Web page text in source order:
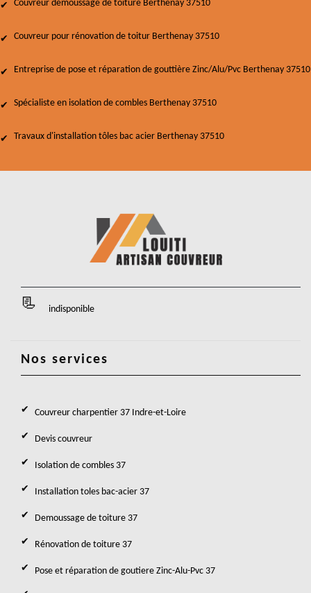
Couvreur démoussage de toiture Berthenay 37510
Couvreur pour rénovation de toitur Berthenay 37510
Entreprise de pose et réparation de gouttière Zinc/Alu/Pvc Berthenay 37510
Spécialiste en isolation de combles Berthenay 37510
Travaux d'installation tôles bac acier Berthenay 37510
indisponible
Nos services
Couvreur charpentier 37 Indre-et-Loire
Devis couvreur
Isolation de combles 37
Installation toles bac-acier 37
Demoussage de toiture 37
Rénovation de toiture 37
Pose et réparation de goutiere Zinc-Alu-Pvc 37